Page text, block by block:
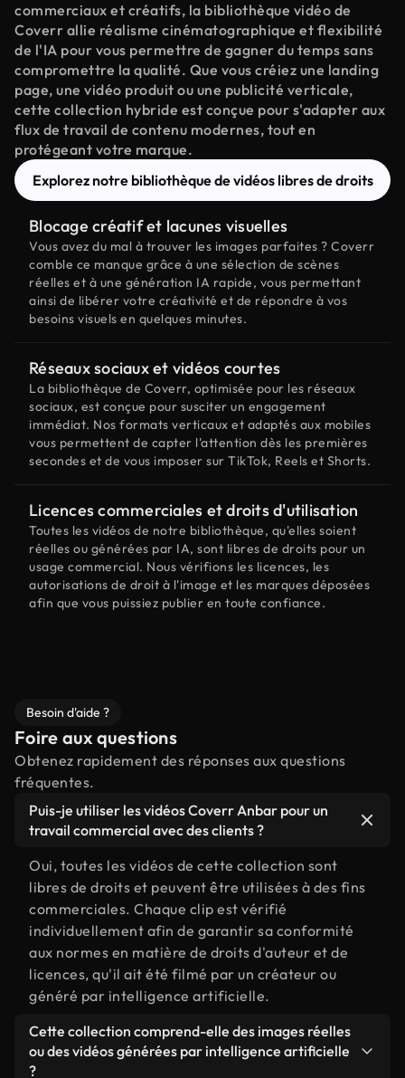
commerciaux et créatifs, la bibliothèque vidéo de
Coverr allie réalisme cinématographique et flexibilité
de l'IA pour vous permettre de gagner du temps sans
compromettre la qualité. Que vous créiez une landing
page, une vidéo produit ou une publicité verticale,
cette collection hybride est conçue pour s'adapter aux
flux de travail de contenu modernes, tout en
protégeant votre marque.
Explorez notre bibliothèque de vidéos libres de droits
Blocage créatif et lacunes visuelles
Vous avez du mal à trouver les images parfaites ? Coverr
comble ce manque grâce à une sélection de scènes
réelles et à une génération IA rapide, vous permettant
ainsi de libérer votre créativité et de répondre à vos
besoins visuels en quelques minutes.
Réseaux sociaux et vidéos courtes
La bibliothèque de Coverr, optimisée pour les réseaux
sociaux, est conçue pour susciter un engagement
immédiat. Nos formats verticaux et adaptés aux mobiles
vous permettent de capter l'attention dès les premières
secondes et de vous imposer sur TikTok, Reels et Shorts.
Licences commerciales et droits d'utilisation
Toutes les vidéos de notre bibliothèque, qu'elles soient
réelles ou générées par IA, sont libres de droits pour un
usage commercial. Nous vérifions les licences, les
autorisations de droit à l'image et les marques déposées
afin que vous puissiez publier en toute confiance.
Besoin d'aide ?
Foire aux questions
Obtenez rapidement des réponses aux questions
fréquentes.
Puis-je utiliser les vidéos Coverr Anbar pour un
travail commercial avec des clients ?
Oui, toutes les vidéos de cette collection sont
libres de droits et peuvent être utilisées à des fins
commerciales. Chaque clip est vérifié
individuellement afin de garantir sa conformité
aux normes en matière de droits d'auteur et de
licences, qu'il ait été filmé par un créateur ou
généré par intelligence artificielle.
Cette collection comprend-elle des images réelles
ou des vidéos générées par intelligence artificielle
?